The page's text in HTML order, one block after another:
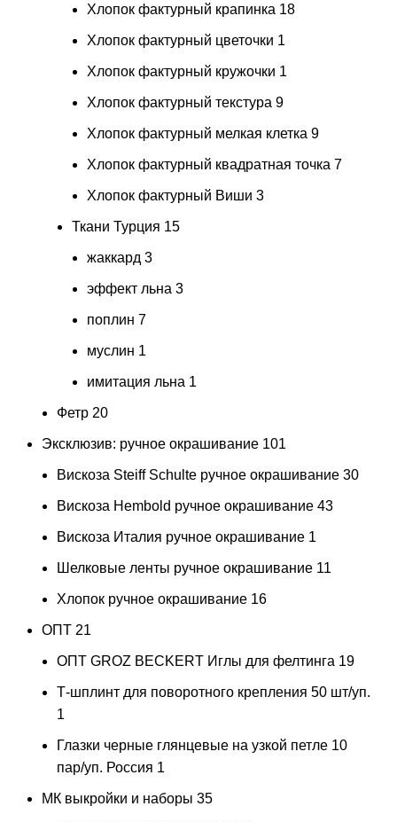
Хлопок фактурный крапинка 18
Хлопок фактурный цветочки 1
Хлопок фактурный кружочки 1
Хлопок фактурный текстура 9
Хлопок фактурный мелкая клетка 9
Хлопок фактурный квадратная точка 7
Хлопок фактурный Виши 3
Ткани Турция 15
жаккард 3
эффект льна 3
поплин 7
муслин 1
имитация льна 1
Фетр 20
Эксклюзив: ручное окрашивание 101
Вискоза Steiff Schulte ручное окрашивание 30
Вискоза Hembold ручное окрашивание 43
Вискоза Италия ручное окрашивание 1
Шелковые ленты ручное окрашивание 11
Хлопок ручное окрашивание 16
ОПТ 21
ОПТ GROZ BECKERT Иглы для фелтинга 19
Т-шплинт для поворотного крепления 50 шт/уп.
1
Глазки черные глянцевые на узкой петле 10
пар/уп. Россия 1
МК выкройки и наборы 35